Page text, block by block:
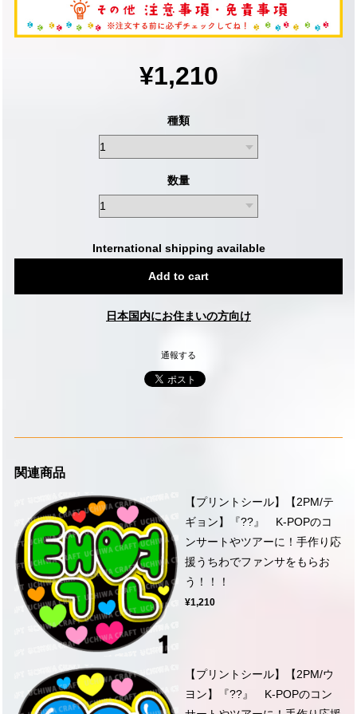
¥1,210
種類
数量
International shipping available
Add to cart
日本国内にお住まいの方向け
通報する
関連商品
【プリントシール】【2PM/テ
ギョン】『??』 K-POPのコ
ンサートやツアーに！手作り応
援うちわでファンサをもらお
う！！！
¥1,210
【プリントシール】【2PM/ウ
ヨン】『??』 K-POPのコン